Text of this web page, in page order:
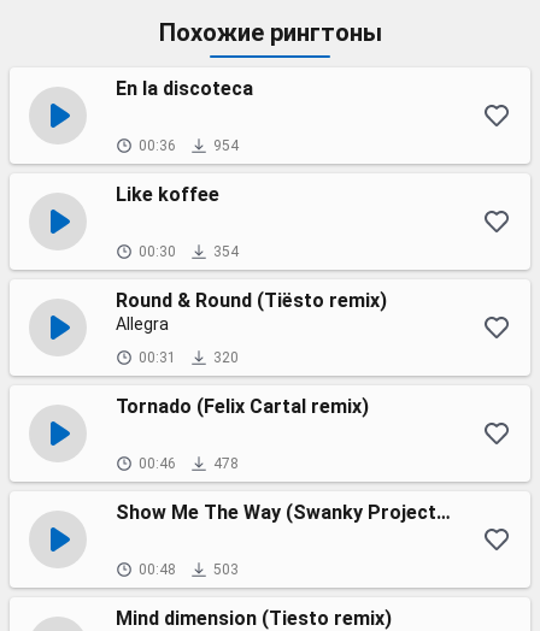
Похожие рингтоны
En la discoteca
00:36 954
Like koffee
00:30 354
Round & Round (Tiësto remix)
Allegra
00:31 320
Tornado (Felix Cartal remix)
00:46 478
Show Me The Way (Swanky Project Dubstep Remix).
00:48 503
Mind dimension (Tiesto remix)